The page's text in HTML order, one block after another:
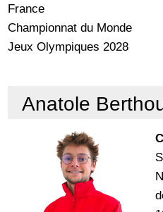
France
Championnat du Monde
Jeux Olympiques 2028
Anatole